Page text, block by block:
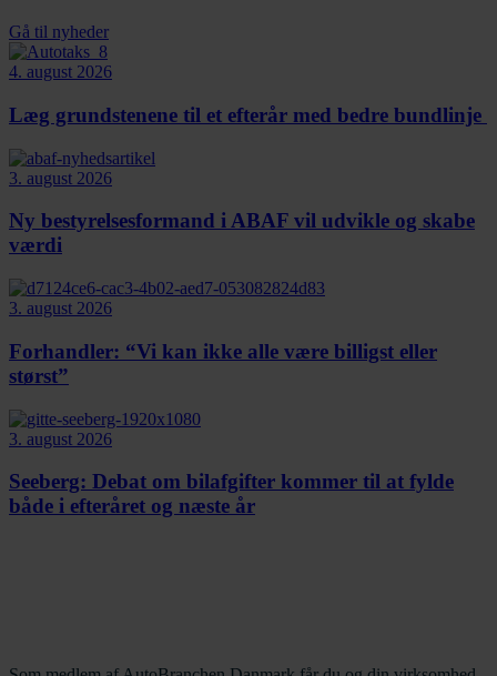
Gå til nyheder
4. august 2026
Læg grundstenene til et efterår med bedre bundlinje
3. august 2026
Ny bestyrelsesformand i ABAF vil udvikle og skabe
værdi
3. august 2026
Forhandler: “Vi kan ikke alle være billigst eller
størst”
3. august 2026
Seeberg: Debat om bilafgifter kommer til at fylde
både i efteråret og næste år